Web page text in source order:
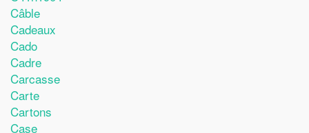
Câble
Cadeaux
Cado
Cadre
Carcasse
Carte
Cartons
Case